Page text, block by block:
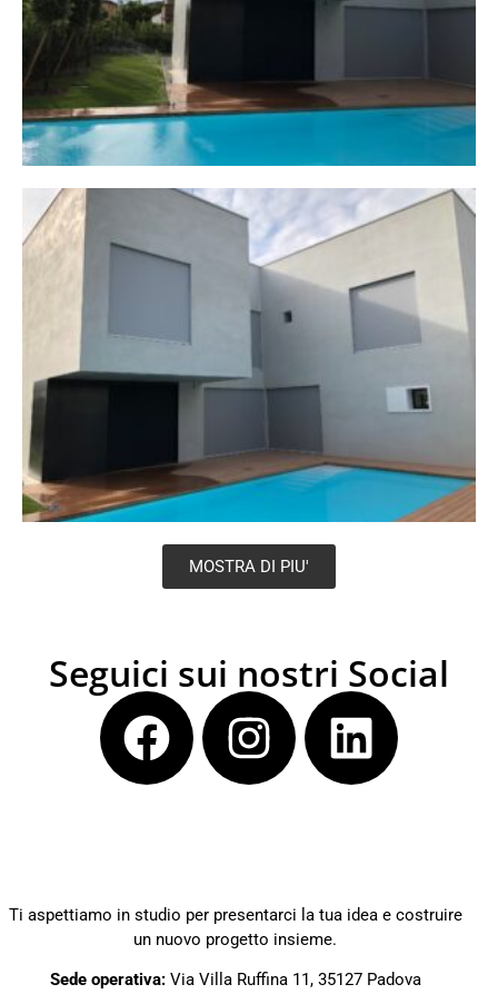
MOSTRA DI PIU'
Seguici sui nostri Social
Ti aspettiamo in studio per presentarci la tua idea e costruire
un nuovo progetto insieme.
Sede operativa: Via Villa Ruffina 11, 35127 Padova